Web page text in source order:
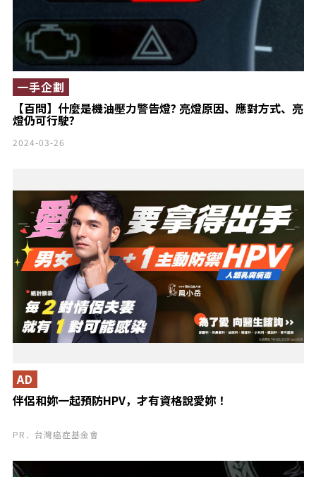
【百問】什麼是機油壓力警告燈? 亮燈原因、應對方式、亮
燈仍可行駛?
一手企劃
2024-03-26
伴侶和妳一起預防HPV，才有資格說愛妳！
AD
PR．台灣癌症基金會